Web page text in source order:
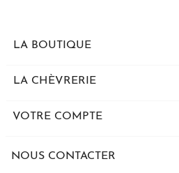
LA BOUTIQUE
LA CHÈVRERIE
VOTRE COMPTE
NOUS CONTACTER